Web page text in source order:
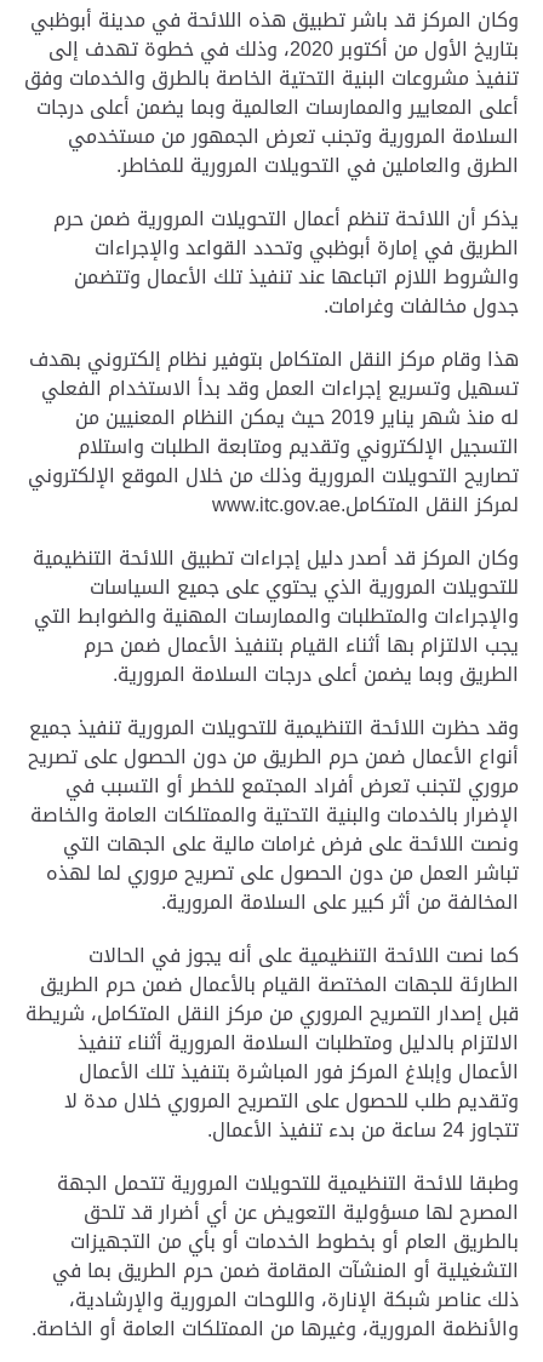
وكان المركز قد باشر تطبيق هذه اللائحة في مدينة أبوظبي
بتاريخ الأول من أكتوبر 2020، وذلك في خطوة تهدف إلى
تنفيذ مشروعات البنية التحتية الخاصة بالطرق والخدمات وفق
أعلى المعايير والممارسات العالمية وبما يضمن أعلى درجات
السلامة المرورية وتجنب تعرض الجمهور من مستخدمي
الطرق والعاملين في التحويلات المرورية للمخاطر.
يذكر أن اللائحة تنظم أعمال التحويلات المرورية ضمن حرم
الطريق في إمارة أبوظبي وتحدد القواعد والإجراءات
والشروط اللازم اتباعها عند تنفيذ تلك الأعمال وتتضمن
جدول مخالفات وغرامات.
هذا وقام مركز النقل المتكامل بتوفير نظام إلكتروني بهدف
تسهيل وتسريع إجراءات العمل وقد بدأ الاستخدام الفعلي
له منذ شهر يناير 2019 حيث يمكن النظام المعنيين من
التسجيل الإلكتروني وتقديم ومتابعة الطلبات واستلام
تصاريح التحويلات المرورية وذلك من خلال الموقع الإلكتروني
لمركز النقل المتكاملwww.itc.gov.ae.
وكان المركز قد أصدر دليل إجراءات تطبيق اللائحة التنظيمية
للتحويلات المرورية الذي يحتوي على جميع السياسات
والإجراءات والمتطلبات والممارسات المهنية والضوابط التي
يجب الالتزام بها أثناء القيام بتنفيذ الأعمال ضمن حرم
الطريق وبما يضمن أعلى درجات السلامة المرورية.
وقد حظرت اللائحة التنظيمية للتحويلات المرورية تنفيذ جميع
أنواع الأعمال ضمن حرم الطريق من دون الحصول على تصريح
مروري لتجنب تعرض أفراد المجتمع للخطر أو التسبب في
الإضرار بالخدمات والبنية التحتية والممتلكات العامة والخاصة
ونصت اللائحة على فرض غرامات مالية على الجهات التي
تباشر العمل من دون الحصول على تصريح مروري لما لهذه
المخالفة من أثر كبير على السلامة المرورية.
كما نصت اللائحة التنظيمية على أنه يجوز في الحالات
الطارئة للجهات المختصة القيام بالأعمال ضمن حرم الطريق
قبل إصدار التصريح المروري من مركز النقل المتكامل، شريطة
الالتزام بالدليل ومتطلبات السلامة المرورية أثناء تنفيذ
الأعمال وإبلاغ المركز فور المباشرة بتنفيذ تلك الأعمال
وتقديم طلب للحصول على التصريح المروري خلال مدة لا
تتجاوز 24 ساعة من بدء تنفيذ الأعمال
.
وطبقا للائحة التنظيمية للتحويلات المرورية تتحمل الجهة
المصرح لها مسؤولية التعويض عن أي أضرار قد تلحق
بالطريق العام أو بخطوط الخدمات أو بأي من التجهيزات
التشغيلية أو المنشآت المقامة ضمن حرم الطريق بما في
ذلك عناصر شبكة الإنارة، واللوحات المرورية والإرشادية،
والأنظمة المرورية، وغيرها من الممتلكات العامة أو الخاصة.